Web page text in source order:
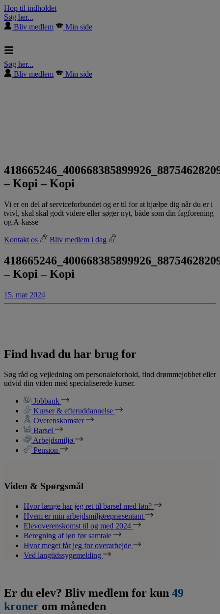
Hop til indholdet
Søg her...
Bliv medlem
Min side
Søg her...
Bliv medlem
Min side
– Kopi – Kopi
Vi er en del af serviceforbundet og er til for at hjælpe dig når du er i
tvivl, skal skal godt videre eller søger nyt, både som din fagforening
og A-kasse
Kontakt os Bliv medlem i dag
– Kopi – Kopi
15. mar 2024
Find hvad du har brug for
Søg råd og vejledning om personaleforhold, find drømmejobbet eller
udvid din viden med specialiserede kurser.
Jobbank
Kurser & efteruddannelse
Overenskomster
Barsel
Arbejdsmiljø
Pension
Viden & Spørgsmål
Hvor længe har jeg ret til barsel med løn?
Hvem er min arbejdsmiljørepræsentant
Elevoverenskomst til og med 2024
Beregning af løn før samtale
Hvor meget får jeg for overarbejde
Ved langtidssygemelding
Er du elev? Bliv medlem for kun 49
kroner om måneden